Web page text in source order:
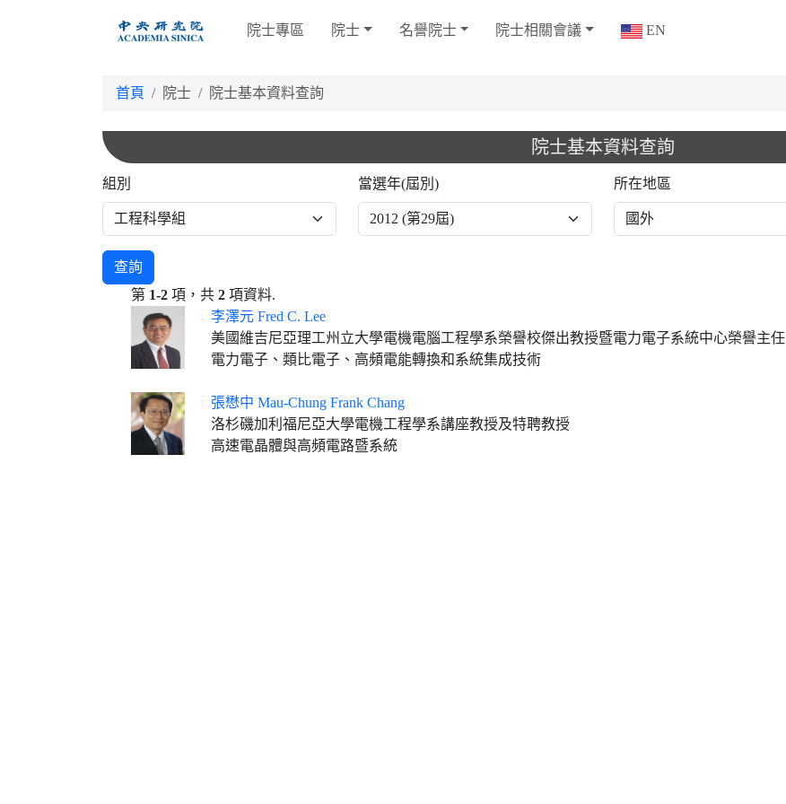
院士專區 院士 名譽院士 院士相關會議 EN
首頁 院士 院士基本資料查詢
院士基本資料查詢
組別 當選年(屆別) 所在地區
查詢
第 1-2 項，共 2 項資料.
李澤元 Fred C. Lee
美國維吉尼亞理工州立大學電機電腦工程學系榮譽校傑出教授暨電力電子系統中心榮譽主任
電力電子、類比電子、高頻電能轉換和系統集成技術
張懋中 Mau-Chung Frank Chang
洛杉磯加利福尼亞大學電機工程學系講座教授及特聘教授
高速電晶體與高頻電路暨系統